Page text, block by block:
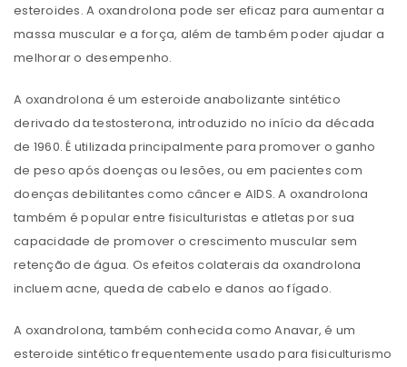
esteroides. A oxandrolona pode ser eficaz para aumentar a
massa muscular e a força, além de também poder ajudar a
melhorar o desempenho.
A oxandrolona é um esteroide anabolizante sintético
derivado da testosterona, introduzido no início da década
de 1960. É utilizada principalmente para promover o ganho
de peso após doenças ou lesões, ou em pacientes com
doenças debilitantes como câncer e AIDS. A oxandrolona
também é popular entre fisiculturistas e atletas por sua
capacidade de promover o crescimento muscular sem
retenção de água. Os efeitos colaterais da oxandrolona
incluem acne, queda de cabelo e danos ao fígado.
A oxandrolona, ​​também conhecida como Anavar, é um
esteroide sintético frequentemente usado para fisiculturismo